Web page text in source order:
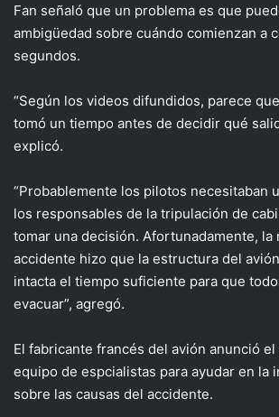
Fan señaló que un problema es que
ambigüedad sobre cuándo comienzan a
segundos.
“Según los videos difundidos, parece
tomó un tiempo antes de decidir qué
explicó.
“Probablemente los pilotos necesitaban
los responsables de la tripulación de
tomar una decisión. Afortunadamente, la
accidente hizo que la estructura del
intacta el tiempo suficiente para que
evacuar”, agregó.
El fabricante francés del avión anunció
equipo de espcialistas para ayudar en la
sobre las causas del accidente.